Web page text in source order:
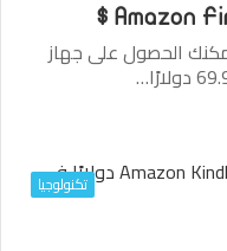
Amazon
من 17 مارس ، يمكنك الحصول على جهاز
تكنولوجيا